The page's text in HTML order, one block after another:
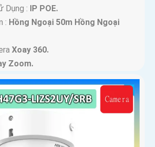
Dụng : IP POE.
: Hồng Ngoại 50m Hồng Ngoại
Xoay 360.
Zoom.